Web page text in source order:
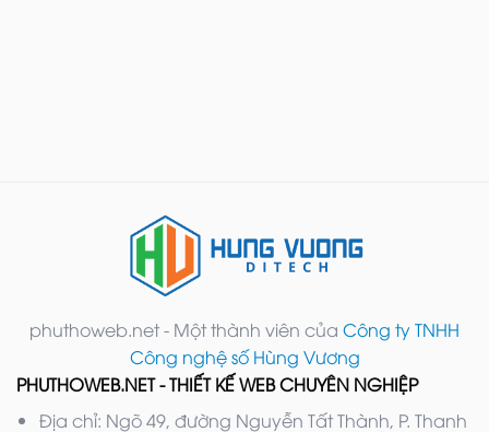
phuthoweb.net - Một thành viên của Công ty TNHH
Công nghệ số Hùng Vương
PHUTHOWEB.NET - THIẾT KẾ WEB CHUYÊN NGHIỆP
Địa chỉ: Ngõ 49, đường Nguyễn Tất Thành, P. Thanh